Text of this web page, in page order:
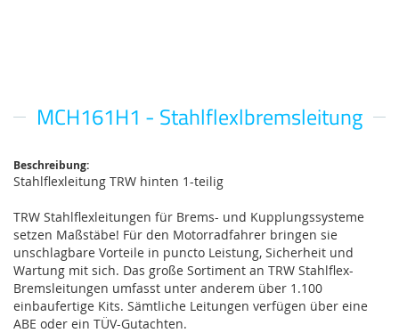
MCH161H1 - Stahlflexlbremsleitung
Zum
Anfang
Bildgalerie
springen
Beschreibung:
Stahlflexleitung TRW hinten 1-teilig
TRW Stahlflexleitungen für Brems- und Kupplungssysteme
setzen Maßstäbe! Für den Motorradfahrer bringen sie
unschlagbare Vorteile in puncto Leistung, Sicherheit und
Wartung mit sich. Das große Sortiment an TRW Stahlflex-
Bremsleitungen umfasst unter anderem über 1.100
einbaufertige Kits. Sämtliche Leitungen verfügen über eine
ABE oder ein TÜV-Gutachten.